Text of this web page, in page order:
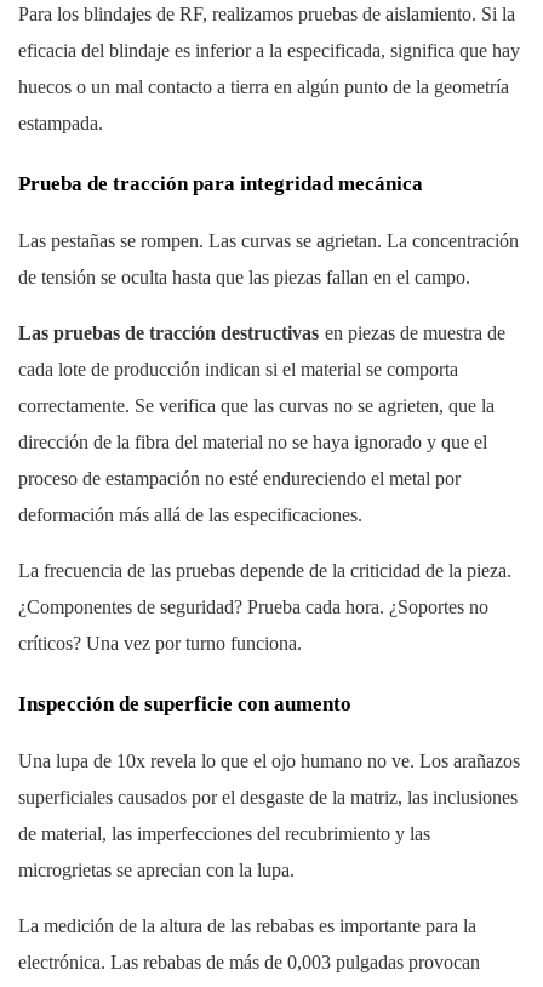
Para los blindajes de RF, realizamos pruebas de aislamiento. Si la
eficacia del blindaje es inferior a la especificada, significa que hay
huecos o un mal contacto a tierra en algún punto de la geometría
estampada.
Prueba de tracción para integridad mecánica
Las pestañas se rompen. Las curvas se agrietan. La concentración
de tensión se oculta hasta que las piezas fallan en el campo.
Las pruebas de tracción destructivas en piezas de muestra de
cada lote de producción indican si el material se comporta
correctamente. Se verifica que las curvas no se agrieten, que la
dirección de la fibra del material no se haya ignorado y que el
proceso de estampación no esté endureciendo el metal por
deformación más allá de las especificaciones.
La frecuencia de las pruebas depende de la criticidad de la pieza.
¿Componentes de seguridad? Prueba cada hora. ¿Soportes no
críticos? Una vez por turno funciona.
Inspección de superficie con aumento
Una lupa de 10x revela lo que el ojo humano no ve. Los arañazos
superficiales causados ​​por el desgaste de la matriz, las inclusiones
de material, las imperfecciones del recubrimiento y las
microgrietas se aprecian con la lupa.
La medición de la altura de las rebabas es importante para la
electrónica. Las rebabas de más de 0,003 pulgadas provocan